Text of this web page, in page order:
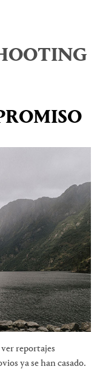
reportajes
ya se han casado.